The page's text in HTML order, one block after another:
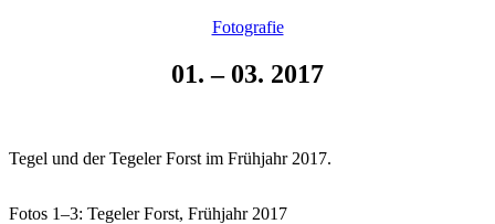
Kategorien
Fotografie
01. – 03. 2017
Tegel und der Tegeler Forst im Frühjahr 2017.
Fotos 1–3: Tegeler Forst, Frühjahr 2017